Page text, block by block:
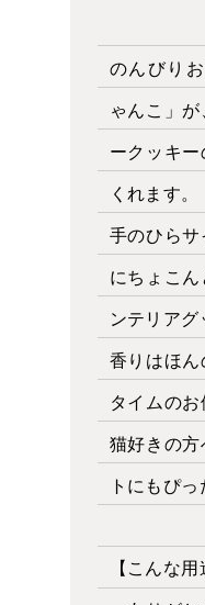
のんびり
ゃんこ」
ークッキ
くれます。
手のひらサ
にちょこん
ンテリアグ
香りはほん
タイムの
猫好きの方
トにもぴ
【こんな